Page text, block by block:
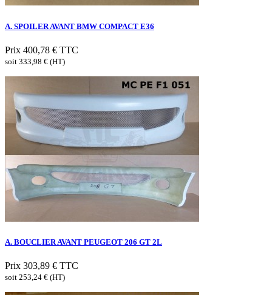
A. SPOILER AVANT BMW COMPACT E36
Prix 400,78 € TTC
soit 333,98 € (HT)
A. BOUCLIER AVANT PEUGEOT 206 GT 2L
Prix 303,89 € TTC
soit 253,24 € (HT)